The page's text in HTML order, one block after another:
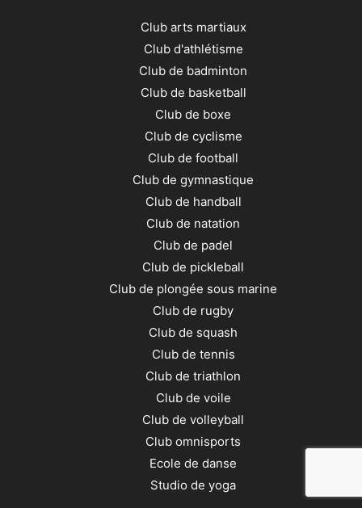
Club arts martiaux
Club d'athlétisme
Club de badminton
Club de basketball
Club de boxe
Club de cyclisme
Club de football
Club de gymnastique
Club de handball
Club de natation
Club de padel
Club de pickleball
Club de plongée sous marine
Club de rugby
Club de squash
Club de tennis
Club de triathlon
Club de voile
Club de volleyball
Club omnisports
Ecole de danse
Studio de yoga